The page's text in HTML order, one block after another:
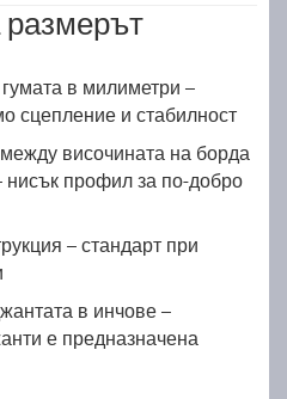
размерът
в милиметри –
сцепление и стабилност
височината на борда
нисък профил за по-добро
– стандарт при
в инчове –
е предназначена